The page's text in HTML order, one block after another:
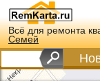
Всё для ремонта
Семей